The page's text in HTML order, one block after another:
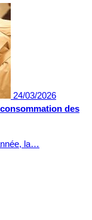
24/03/2026
des
la…